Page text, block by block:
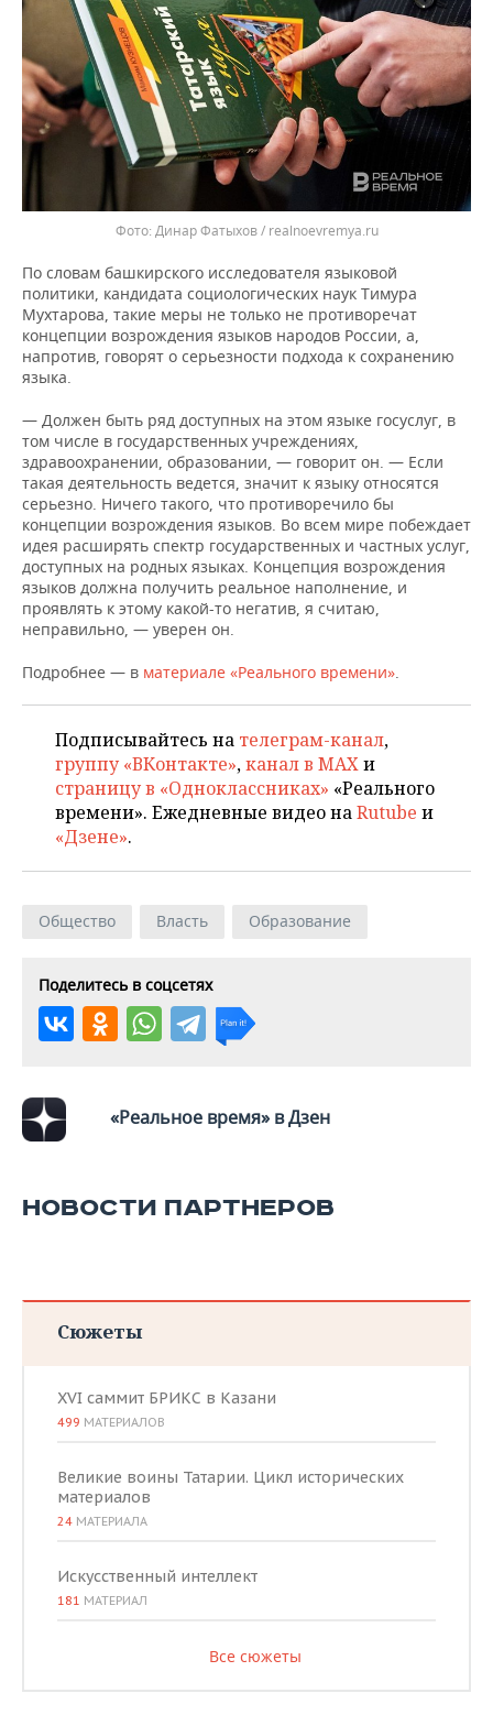
Динар Фатыхов / realnoevremya.ru
По словам башкирского исследователя языковой
политики, кандидата социологических наук Тимура
Мухтарова, такие меры не только не противоречат
концепции возрождения языков народов России, а,
напротив, говорят о серьезности подхода к сохранению
языка.
— Должен быть ряд доступных на этом языке госуслуг, в
том числе в государственных учреждениях,
здравоохранении, образовании, — говорит он. — Если
такая деятельность ведется, значит к языку относятся
серьезно. Ничего такого, что противоречило бы
концепции возрождения языков. Во всем мире побеждает
идея расширять спектр государственных и частных услуг,
доступных на родных языках. Концепция возрождения
языков должна получить реальное наполнение, и
проявлять к этому какой-то негатив, я считаю,
неправильно, — уверен он.
Подробнее — в материале «Реального времени».
Подписывайтесь на телеграм-канал,
группу «ВКонтакте»,канал в MAXи
страницу в «Одноклассниках» «Реального
времени». Ежедневные видео наRutube и
«Дзене».
Общество Власть Образование
Поделитесь в соцсетях
«Реальное время» в Дзен
НОВОСТИ ПАРТНЕРОВ
Сюжеты
XVI саммит БРИКС в Казани
499 МАТЕРИАЛОВ
Великие воины Татарии. Цикл исторических
материалов
24 МАТЕРИАЛА
Искусственный интеллект
181 МАТЕРИАЛ
Все сюжеты